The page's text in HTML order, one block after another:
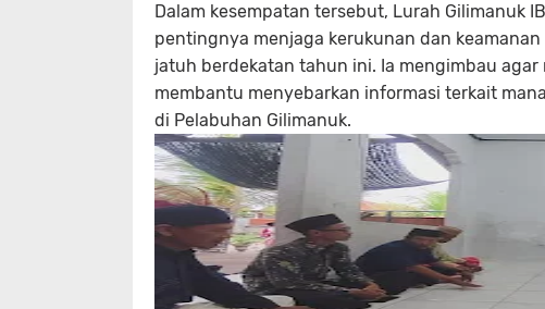
Dalam kesempatan tersebut, Lurah Gilimanuk
pentingnya menjaga kerukunan dan
jatuh berdekatan tahun ini. Ia mengimbau
membantu menyebarkan informasi terkait
di Pelabuhan Gilimanuk.